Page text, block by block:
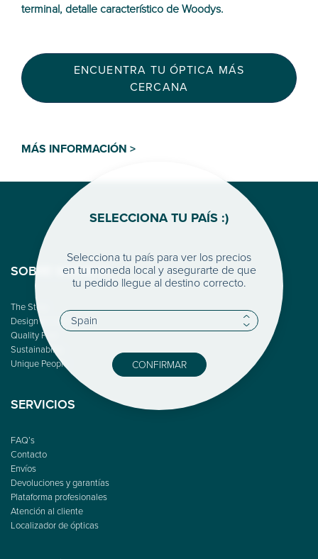
terminal, detalle característico de Woodys.
ENCUENTRA TU ÓPTICA MÁS
CERCANA
MÁS INFORMACIÓN >
SOBRE WOODYS
The Story
Design & Color
Quality First
Sustainability
Unique People
SERVICIOS
FAQ’s
Contacto
Envíos
Devoluciones y garantías
Plataforma profesionales
Atención al cliente
Localizador de ópticas
SELECCIONA TU PAÍS :)
Selecciona tu país para ver los precios
en tu moneda local y asegurarte de que
tu pedido llegue al destino correcto.
CONFIRMAR